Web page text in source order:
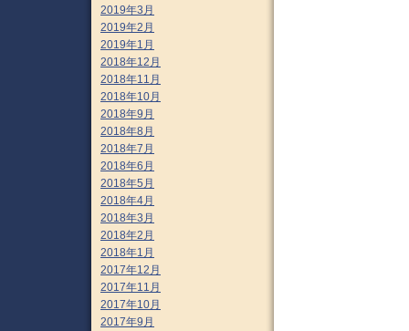
2019年3月
2019年2月
2019年1月
2018年12月
2018年11月
2018年10月
2018年9月
2018年8月
2018年7月
2018年6月
2018年5月
2018年4月
2018年3月
2018年2月
2018年1月
2017年12月
2017年11月
2017年10月
2017年9月